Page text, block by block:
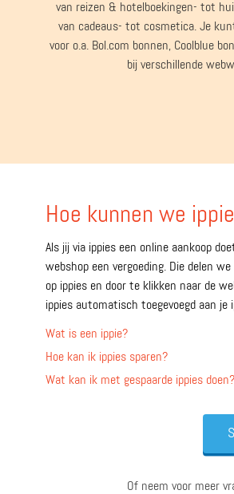
van reizen & hotelboekingen- tot
van cadeaus- tot cosmetica. Je
voor o.a. Bol.com bonnen, Coolblue
bij verschillende
Hoe kunnen we
Als jij via ippies een online aankoop
webshop een vergoeding. Die delen
op ippies en door te klikken naar de
ippies automatisch toegevoegd aan je
Wat is een ippie?
Hoe kan ik ippies sparen?
Wat kan ik met gespaarde ippies doen?
Of neem voor meer